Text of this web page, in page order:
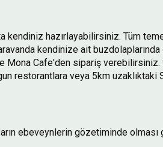
kendiniz hazırlayabilirsiniz. Tüm
kendinize ait
Cafe'den sipariş
restorantlara veya 5km uzaklıktaki
ebeveynlerin gözetiminde olması